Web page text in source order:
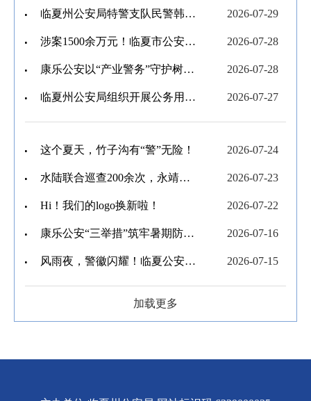
临夏州公安局特警支队民警韩渊桢参加全国公安特警挑战赛荣获佳绩 2026-07-29
涉案1500余万元！临夏市公安全链条打掉跨四省特大销售伪劣香烟犯罪团伙 2026-07-28
康乐公安以“产业警务”守护树莓丰收路 2026-07-28
临夏州公安局组织开展公务用枪实弹射击训练考核 2026-07-27
这个夏天，竹子沟有“警”无险！ 2026-07-24
水陆联合巡查200余次，永靖公安筑牢黄河上游生态安全屏障 2026-07-23
Hi！我们的logo换新啦！ 2026-07-22
康乐公安“三举措”筑牢暑期防溺水与汛期安全“防护堤” 2026-07-16
风雨夜，警徽闪耀！临夏公安用“藏蓝暖流”筑起“防汛堤坝” 2026-07-15
加载更多